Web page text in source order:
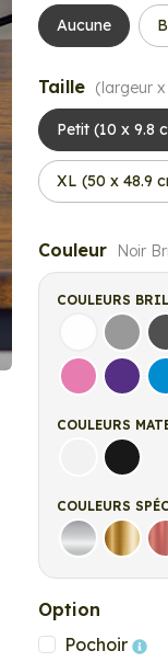
Aucune
Taille (largeur
Petit (10 x 9.8
XL (50 x 48.9
Couleur Noir
COULEURS
Blanc Gris
Rose Violet
COULEURS
Blanc matNoir
COULEURS
Argent Or
Option
Pochoir